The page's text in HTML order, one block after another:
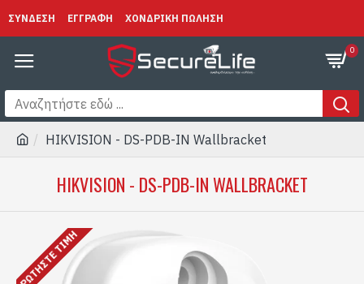
ΣΥΝΔΕΣΗ ΕΓΓΡΑΦΗ ΧΟΝΔΡΙΚΗ ΠΩΛΗΣΗ
0
HIKVISION - DS-PDB-IN Wallbracket
HIKVISION - DS-PDB-IN WALLBRACKET
ΡΩΤΉΣΤΕ ΤΙΜΉ